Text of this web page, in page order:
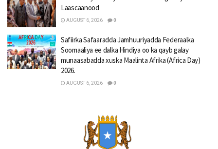
Laascaanood
AUGUST 6, 2026 0
Safiirka Safaaradda Jamhuuriyadda Federaalka
Soomaaliya ee dalka Hindiya oo ka qayb galay
munaasabadda xuska Maalinta Afrika (Africa Day)
2026.
AUGUST 6, 2026 0